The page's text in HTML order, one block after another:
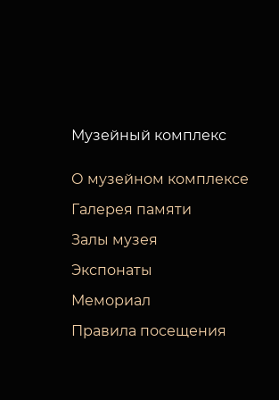
Музейный комплекс
О музейном комплексе
Галерея памяти
Залы музея
Экспонаты
Мемориал
Правила посещения